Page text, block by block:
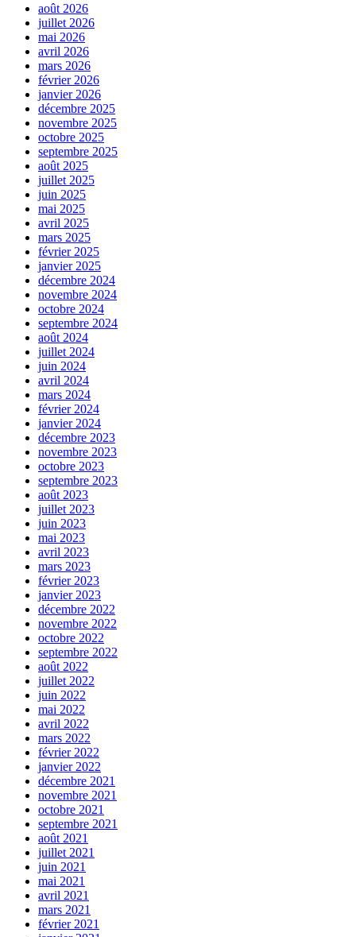
août 2026
juillet 2026
mai 2026
avril 2026
mars 2026
février 2026
janvier 2026
décembre 2025
novembre 2025
octobre 2025
septembre 2025
août 2025
juillet 2025
juin 2025
mai 2025
avril 2025
mars 2025
février 2025
janvier 2025
décembre 2024
novembre 2024
octobre 2024
septembre 2024
août 2024
juillet 2024
juin 2024
avril 2024
mars 2024
février 2024
janvier 2024
décembre 2023
novembre 2023
octobre 2023
septembre 2023
août 2023
juillet 2023
juin 2023
mai 2023
avril 2023
mars 2023
février 2023
janvier 2023
décembre 2022
novembre 2022
octobre 2022
septembre 2022
août 2022
juillet 2022
juin 2022
mai 2022
avril 2022
mars 2022
février 2022
janvier 2022
décembre 2021
novembre 2021
octobre 2021
septembre 2021
août 2021
juillet 2021
juin 2021
mai 2021
avril 2021
mars 2021
février 2021